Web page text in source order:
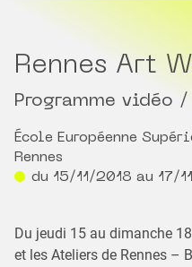
Rennes Art
Programme vidéo
École Européenne
Rennes
du 15/11/2018 au 17/
Du jeudi 15 au dimanche
et les Ateliers de Rennes –